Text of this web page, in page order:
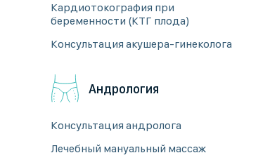
Кардиотокография при
беременности (КТГ плода)
Консультация акушера-гинеколога
Андрология
Консультация андролога
Лечебный мануальный массаж